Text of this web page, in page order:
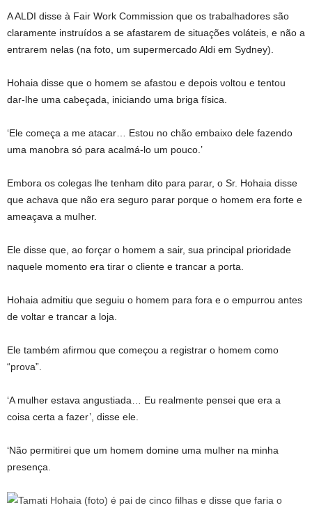
A ALDI disse à Fair Work Commission que os trabalhadores são
claramente instruídos a se afastarem de situações voláteis, e não a
entrarem nelas (na foto, um supermercado Aldi em Sydney).
Hohaia disse que o homem se afastou e depois voltou e tentou
dar-lhe uma cabeçada, iniciando uma briga física.
‘Ele começa a me atacar… Estou no chão embaixo dele fazendo
uma manobra só para acalmá-lo um pouco.’
Embora os colegas lhe tenham dito para parar, o Sr. Hohaia disse
que achava que não era seguro parar porque o homem era forte e
ameaçava a mulher.
Ele disse que, ao forçar o homem a sair, sua principal prioridade
naquele momento era tirar o cliente e trancar a porta.
Hohaia admitiu que seguiu o homem para fora e o empurrou antes
de voltar e trancar a loja.
Ele também afirmou que começou a registrar o homem como
“prova”.
‘A mulher estava angustiada… Eu realmente pensei que era a
coisa certa a fazer’, disse ele.
‘Não permitirei que um homem domine uma mulher na minha
presença.